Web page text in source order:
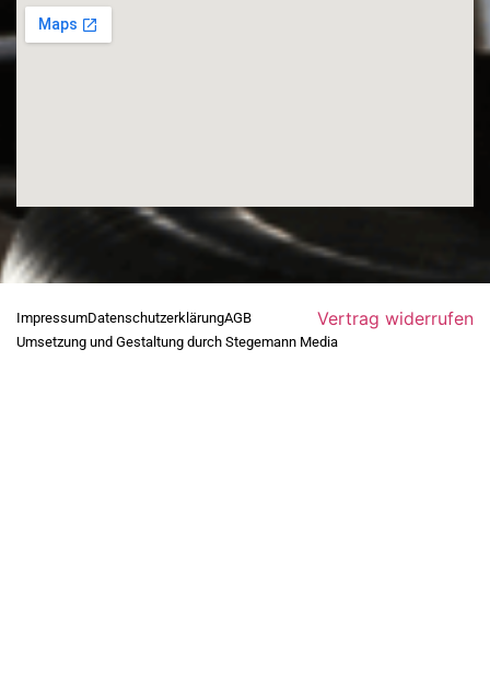
ImpressumDatenschutzerklärungAGB Vertrag widerrufen
Umsetzung und Gestaltung durch Stegemann Media